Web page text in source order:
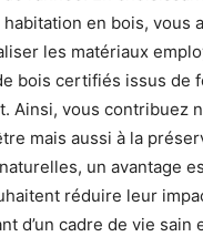
en bois, vous
les matériaux
bois certifiés issus de
Ainsi, vous contribuez
mais aussi à la
un avantage
réduire leur
d’un cadre de vie sain